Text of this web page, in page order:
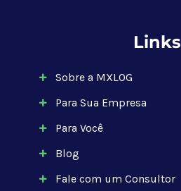
Links
Sobre a MXLOG
Para Sua Empresa
Para Você
Blog
Fale com um Consultor